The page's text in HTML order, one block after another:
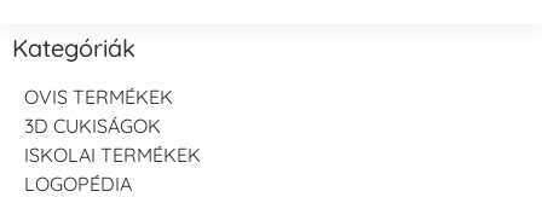
Kategóriák
OVIS TERMÉKEK
3D CUKISÁGOK
ISKOLAI TERMÉKEK
LOGOPÉDIA